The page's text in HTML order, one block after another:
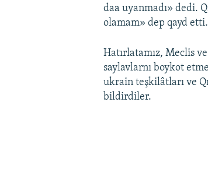
daa uyanmadı» dedi.
olamam» dep qayd etti.
Hatırlatamız, Meclis
saylavlarnı boykot
ukrain teşkilâtları ve
bildirdiler.